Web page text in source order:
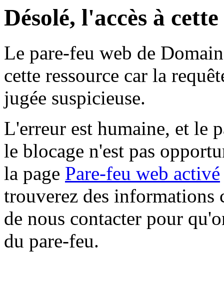
Désolé, l'accès à
Le pare-feu web de
cette ressource car la
jugée suspicieuse.
L'erreur est humaine, et le
le blocage n'est pas
la page Pare-feu web activé
trouverez des informations
de nous contacter pour
du pare-feu.